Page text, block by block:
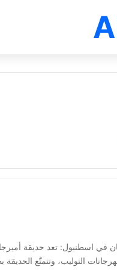
في اسطنبول: تعد حديقة
التوليب، وتتمتّع